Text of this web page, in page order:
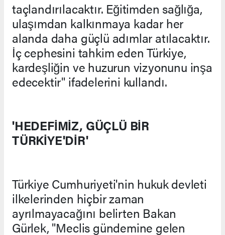
taçlandırılacaktır. Eğitimden sağlığa,
ulaşımdan kalkınmaya kadar her
alanda daha güçlü adımlar atılacaktır.
İç cephesini tahkim eden Türkiye,
kardeşliğin ve huzurun vizyonunu inşa
edecektir" ifadelerini kullandı.
'HEDEFİMİZ, GÜÇLÜ BİR
TÜRKİYE'DİR'
Türkiye Cumhuriyeti'nin hukuk devleti
ilkelerinden hiçbir zaman
ayrılmayacağını belirten Bakan
Gürlek, "Meclis gündemine gelen